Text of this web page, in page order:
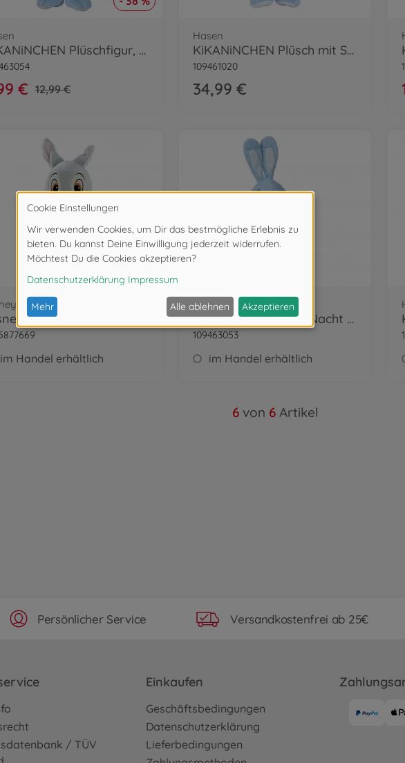
KiKANiNCHEN Plüschfigur, 25cm
€ 12,99 €
Hasen
KiKANiNCHEN Plüsch mit Sound, 45cm
109461020
34,99 €
Kuscheltiere
im Handel erhältlich
Hasen
KiKANiNCHEN Gute Nacht mit L+S
109463053
im Handel erhältlich
6von 6Artikel
Persönlicher Service Versandkostenfrei ab 25€
/ TÜV
Einkaufen
Geschäftsbedingungen
Datenschutzerklärung
Lieferbedingungen